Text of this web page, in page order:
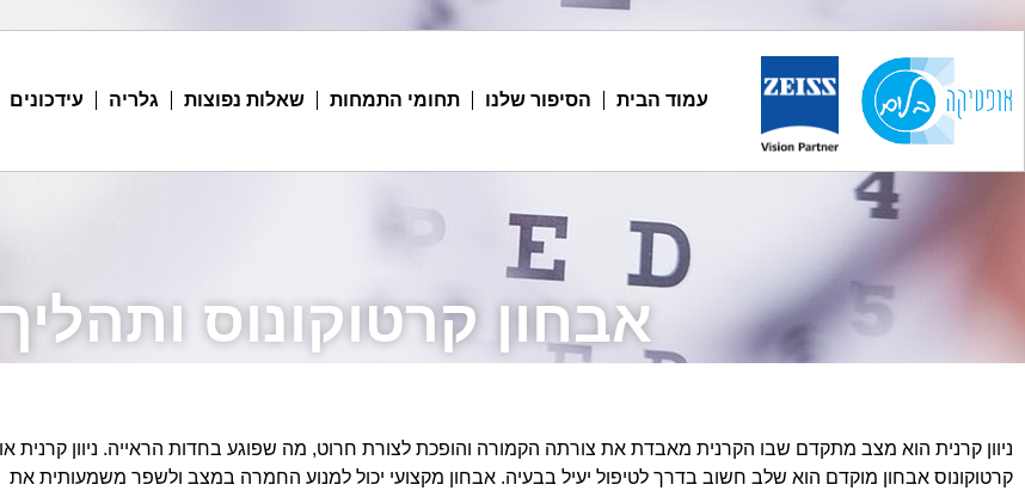
עמוד הבית הסיפור שלנו תחומי התמחות שאלות נפוצות גלריה עידכונים
אבחון קרטוקונוס
ניוון קרנית הוא מצב מתקדם שבו הקרנית מאבדת את צורתה הקמורה והופכת לצורת חרוט, מה שפוגע בחדות הראייה. ניוון קרנית או
קרטוקונוס אבחון מוקדם הוא שלב חשוב בדרך לטיפול יעיל בבעיה. אבחון מקצועי יכול למנוע החמרה במצב ולשפר משמעותית את